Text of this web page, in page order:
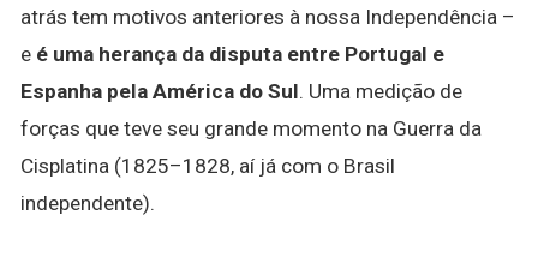
atrás tem motivos anteriores à nossa Independência –
e é uma herança da disputa entre Portugal e
Espanha pela América do Sul. Uma medição de
forças que teve seu grande momento na Guerra da
Cisplatina (1825–1828, aí já com o Brasil
independente).